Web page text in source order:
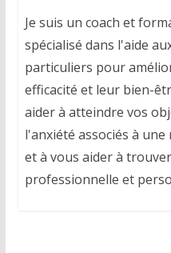
Je suis un coach et
spécialisé dans l'aide
particuliers pour
efficacité et leur bien-
aider à atteindre vos
l'anxiété associés à
et à vous aider à
professionnelle et